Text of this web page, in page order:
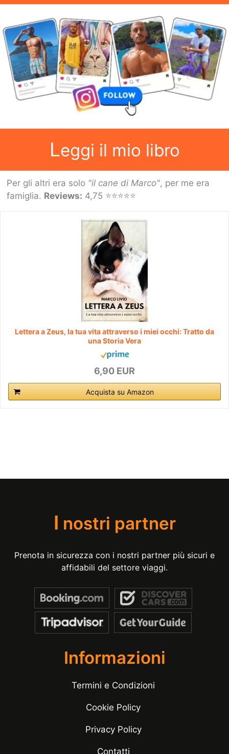
Leggi il mio libro
Per gli altri era solo "il cane di Marco", per me era
famiglia. Reviews: 4,75 ⭐⭐⭐⭐⭐
Lettera a Zeus, la tua vita attraverso i miei occhi: Tratto da
una Storia Vera
6,90 EUR
Acquista su Amazon
I nostri partner
Prenota in sicurezza con i nostri partner più sicuri e
affidabili del settore viaggi.
Informazioni
Termini e Condizioni
Cookie Policy
Privacy Policy
Contatti